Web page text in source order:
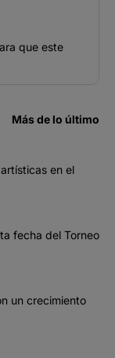
que este
Más de lo último
en el
fecha del Torneo
un crecimiento